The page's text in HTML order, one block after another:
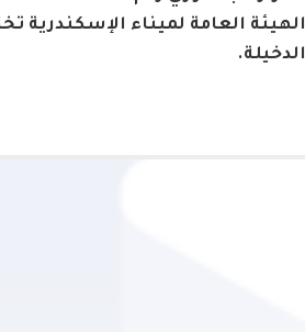
الهيئة العامة لميناء الإسكندرية
الدخيلة.